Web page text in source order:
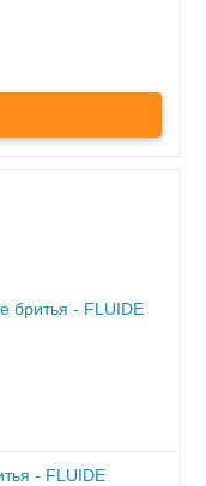
насыщает кожу
- FLUIDE